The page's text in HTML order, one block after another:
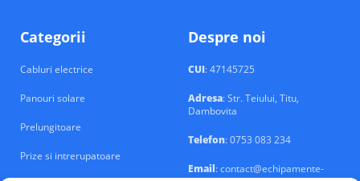
Categorii
Cabluri electrice
Panouri solare
Prelungitoare
Prize si intrerupatoare
Despre noi
CUI: 47145725
Adresa: Str. Teiului, Titu,
Dambovita
Telefon: 0753 083 234
Email: contact@echipamente-